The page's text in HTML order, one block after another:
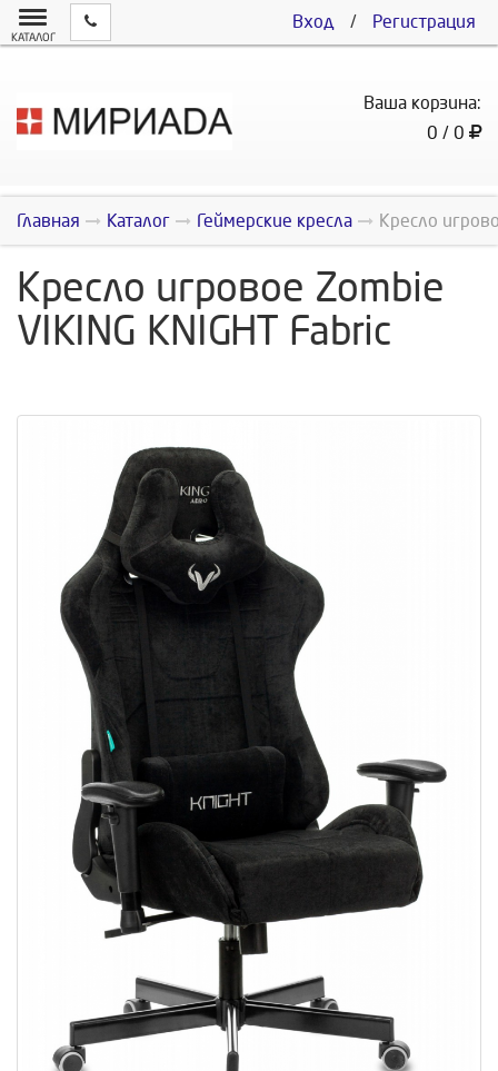
Вход / Регистрация
КАТАЛОГ
Ваша корзина:
0 / 0
Главная Каталог Геймерские кресла Кресло
Кресло игровое Zombie
VIKING KNIGHT Fabric